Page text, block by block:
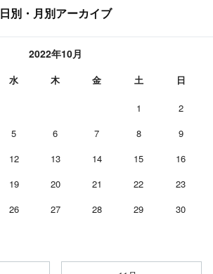
日別・月別アーカイブ
2022年10月
水 木 金 土 日
1
2
5 6 7 8
9
12 13 14 15
16
19 20 21 22
23
26 27 28 29
30